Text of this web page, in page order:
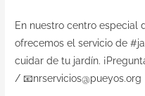
En nuestro centro especial
ofrecemos el servicio de
cuidar de tu jardín.
/ 📧nrservicios@pueyos.org